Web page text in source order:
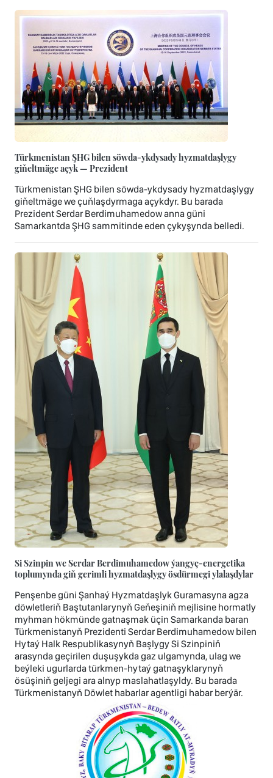
Türkmenistan ŞHG bilen söwda-ykdysady hyzmatdaşlygy
giňeltmäge açyk — Prezident
Türkmenistan ŞHG bilen söwda-ykdysady hyzmatdaşlygy
giňeltmäge we çuňlaşdyrmaga açykdyr. Bu barada
Prezident Serdar Berdimuhamedow anna güni
Samarkantda ŞHG sammitinde eden çykyşynda belledi.
Si Szinpin we Serdar Berdimuhamedow ýangyç-energetika
toplumynda giň gerimli hyzmatdaşlygy ösdürmegi ylalaşdylar
Penşenbe güni Şanhaý Hyzmatdaşlyk Guramasyna agza
döwletleriň Baştutanlarynyň Geňeşiniň mejlisine hormatly
myhman hökmünde gatnaşmak üçin Samarkanda baran
Türkmenistanyň Prezidenti Serdar Berdimuhamedow bilen
Hytaý Halk Respublikasynyň Başlygy Si Szinpiniň
arasynda geçirilen duşuşykda gaz ulgamynda, ulag we
beýleki ugurlarda türkmen-hytaý gatnaşyklarynyň
ösüşiniň geljegi ara alnyp maslahatlaşyldy. Bu barada
Türkmenistanyň Döwlet habarlar agentligi habar berýär.